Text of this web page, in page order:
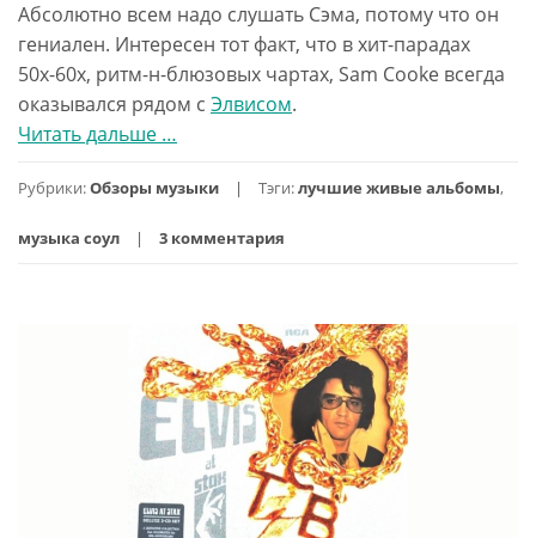
Абсолютно всем надо слушать Сэма, потому что он
гениален. Интересен тот факт, что в хит-парадах
50х-60х, ритм-н-блюзовых чартах, Sam Cooke всегда
оказывался рядом с Элвисом.
Читать дальше проЛучший
соул-
At
The
Harlem
Square
Club
(1985)
…
Рубрики:Обзоры музыки Тэги:лучшие живые альбомы,
музыка соул 3 комментария